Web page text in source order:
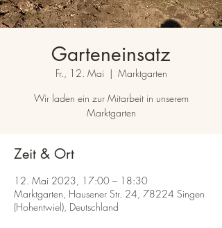
Garteneinsatz
Fr., 12. Mai
  |
Marktgarten
Wir laden ein zur Mitarbeit in unserem
Marktgarten
Zeit & Ort
12. Mai 2023, 17:00 – 18:30
Marktgarten, Hausener Str. 24, 78224 Singen
(Hohentwiel), Deutschland